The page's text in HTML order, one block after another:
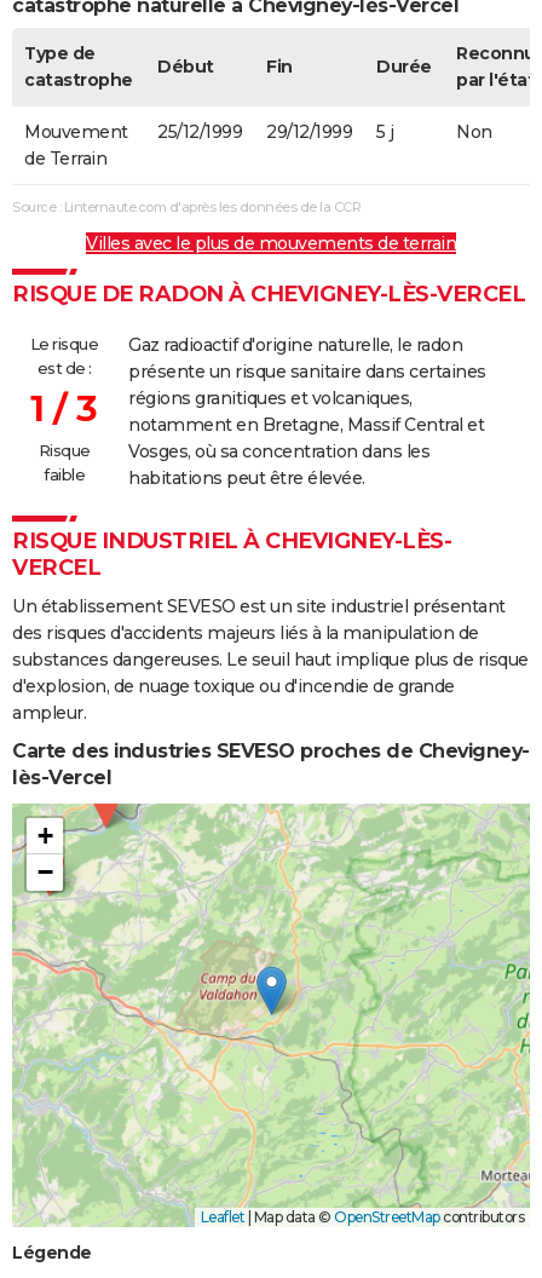
catastrophe naturelle à Chevigney-lès-Vercel
Type de
catastrophe
Début Fin Durée
par l'état
Mouvement
de Terrain
25/12/1999 29/12/1999 5 j Non
Source : Linternaute.com d'après les données de la CCR
Villes avec le plus de mouvements de terrain
RISQUE DE RADON À CHEVIGNEY-LÈS-VERCEL
Le risque
est de :
1 / 3
Risque
faible
Gaz radioactif d'origine naturelle, le radon
présente un risque sanitaire dans certaines
régions granitiques et volcaniques,
notamment en Bretagne, Massif Central et
Vosges, où sa concentration dans les
habitations peut être élevée.
RISQUE INDUSTRIEL À CHEVIGNEY-LÈS-
VERCEL
Un établissement SEVESO est un site industriel présentant
des risques d'accidents majeurs liés à la manipulation de
substances dangereuses. Le seuil haut implique plus de risque
d'explosion, de nuage toxique ou d'incendie de grande
ampleur.
Carte des industries SEVESO proches de Chevigney-
lès-Vercel
+
−
Leaflet Map data © OpenStreetMapcontributors
Légende